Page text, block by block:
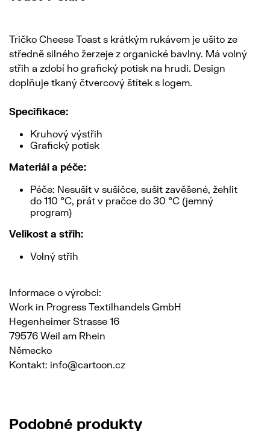
Tričko Cheese Toast s krátkým rukávem je ušito ze
středně silného žerzeje z organické bavlny. Má volný
střih a zdobí ho grafický potisk na hrudi. Design
doplňuje tkaný čtvercový štítek s logem.
Specifikace:
Kruhový výstřih
Grafický potisk
Materiál a péče:
Péče: Nesušit v sušičce, sušit zavěšené, žehlit
do 110 °C, prát v pračce do 30 °C (jemný
program)
Velikost a střih:
Volný střih
Informace o výrobci:
Work in Progress Textilhandels GmbH
Hegenheimer Strasse 16
79576 Weil am Rhein
Německo
Kontakt: info@cartoon.cz
Podobné produkty